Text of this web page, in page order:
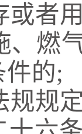
或者
、燃
的;
规规